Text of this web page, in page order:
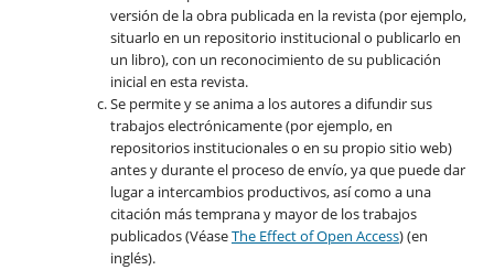
versión de la obra publicada en la revista (por ejemplo,
situarlo en un repositorio institucional o publicarlo en
un libro), con un reconocimiento de su publicación
inicial en esta revista.
Se permite y se anima a los autores a difundir sus
trabajos electrónicamente (por ejemplo, en
repositorios institucionales o en su propio sitio web)
antes y durante el proceso de envío, ya que puede dar
lugar a intercambios productivos, así como a una
citación más temprana y mayor de los trabajos
publicados (VéaseThe Effect of Open Access) (en
inglés).